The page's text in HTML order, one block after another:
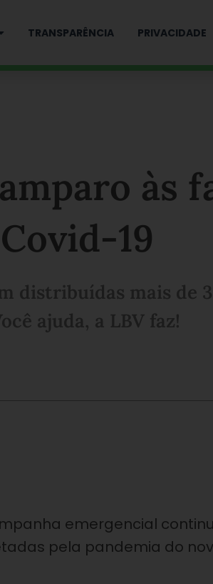
TRANSPARÊNCIA PRIVACIDADE
às
19
distribuídas mais de
ajuda, a LBV faz!
emergencial
pela pandemia do